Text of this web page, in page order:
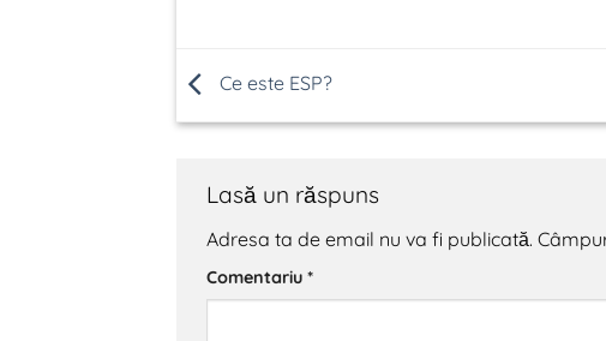
Ce este ESP?
Lasă un răspuns
Adresa ta de email nu va fi publicată.
Comentariu *